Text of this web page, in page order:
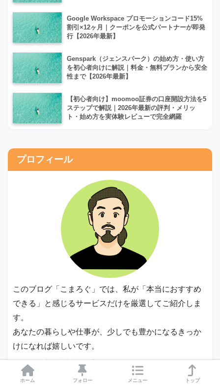
Google Workspace プロモーションコード15%
割引×12ヶ月｜クーポンを公式パートナーが即発
行【2026年最新】
Genspark（ジェンスパーク）の始め方・使い方
を初心者向けに解説｜料金・無料プランから安全
性まで【2026年最新】
【初心者向け】moomoo証券の口座開設方法を5
ステップで解説｜2026年最新の評判・メリッ
ト・始め方を実体験レビューで完全網羅
プロフィール
このブログ「こまろぐ」では、私が「本当におすすめ
できる」と感じるサービスだけを厳選してご紹介しま
す。
あなたの暮らしや仕事が、少しでも豊かになるきっか
けになれば嬉しいです。
40代 / 会社経営者/ 自営業
ITエンジニア、ウェブデザイナー、不動産大家、宅地建物
ホーム フォロー メニュー トップ